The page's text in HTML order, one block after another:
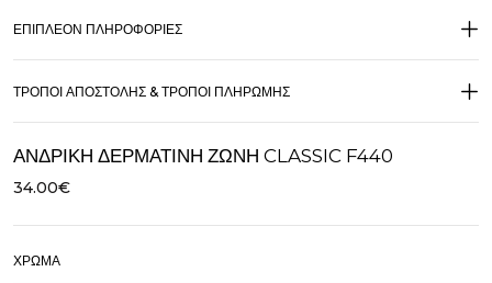
ΕΠΙΠΛΈΟΝ ΠΛΗΡΟΦΟΡΊΕΣ
ΤΡΌΠΟΙ ΑΠΟΣΤΟΛΉΣ & ΤΡΌΠΟΙ ΠΛΗΡΩΜΉΣ
ΑΝΔΡΙΚΉ ΔΕΡΜΆΤΙΝΗ ΖΏΝΗ CLASSIC F440
34.00€
ΧΡΏΜΑ